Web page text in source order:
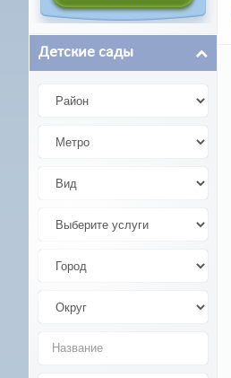
Детские сады